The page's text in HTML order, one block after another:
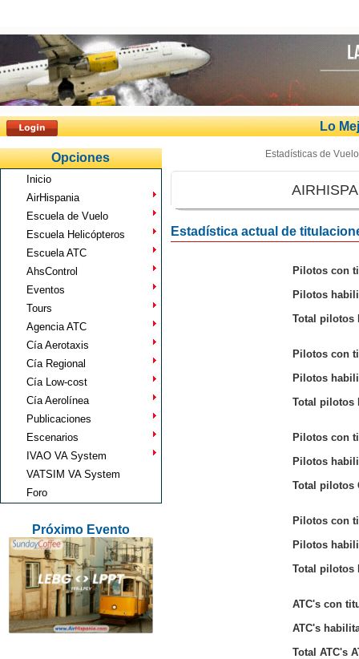
Lo
Opciones
Inicio
AirHispania
Escuela de Vuelo
Escuela Helicópteros
Escuela ATC
AhsControl
Eventos
Tours
Agencia ATC
Cía Aerotaxis
Cía Regional
Cía Low-cost
Cía Aerolínea
Publicaciones
Escenarios
IVAO VA System
VATSIM VA System
Foro
Próximo Evento
Estadísticas de
Estadística actual de
Pilotos con
Pilotos
Total pilotos
Pilotos con
Pilotos
Total pilotos
Pilotos con
Pilotos
Total pilotos
Pilotos con
Pilotos
Total pilotos
ATC's con
ATC's
Total ATC's